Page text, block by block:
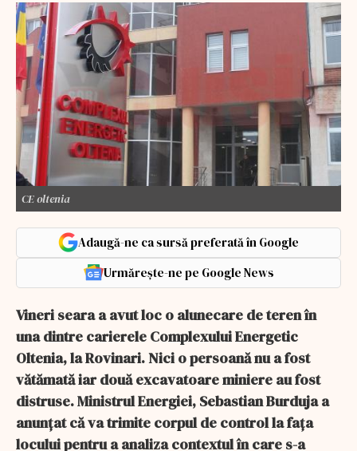
CE oltenia
Adaugă-ne ca sursă preferată în Google
Urmărește-ne pe Google News
Vineri seara a avut loc o alunecare de teren în
una dintre carierele Complexului Energetic
Oltenia, la Rovinari. Nici o persoană nu a fost
vătămată iar două excavatoare miniere au fost
distruse. Ministrul Energiei, Sebastian Burduja a
anunțat că va trimite corpul de control la fața
locului pentru a analiza contextul în care s-a